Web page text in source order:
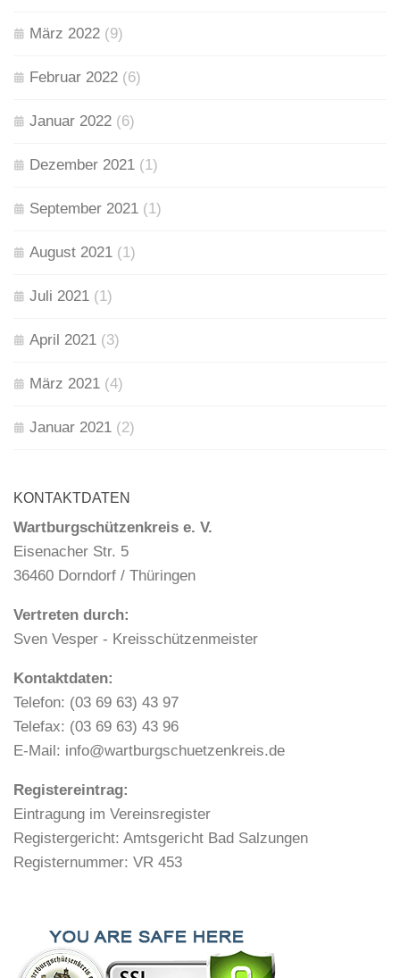
März 2022 (9)
Februar 2022 (6)
Januar 2022 (6)
Dezember 2021 (1)
September 2021 (1)
August 2021 (1)
Juli 2021 (1)
April 2021 (3)
März 2021 (4)
Januar 2021 (2)
KONTAKTDATEN
Wartburgschützenkreis e. V.
Eisenacher Str. 5
36460 Dorndorf / Thüringen
Vertreten durch:
Sven Vesper - Kreisschützenmeister
Kontaktdaten:
Telefon: (03 69 63) 43 97
Telefax: (03 69 63) 43 96
E-Mail: info@wartburgschuetzenkreis.de
Registereintrag:
Eintragung im Vereinsregister
Registergericht: Amtsgericht Bad Salzungen
Registernummer: VR 453